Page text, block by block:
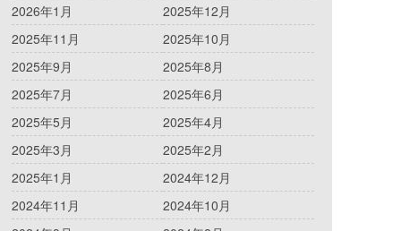
2026年1月
2025年12月
2025年11月
2025年10月
2025年9月
2025年8月
2025年7月
2025年6月
2025年5月
2025年4月
2025年3月
2025年2月
2025年1月
2024年12月
2024年11月
2024年10月